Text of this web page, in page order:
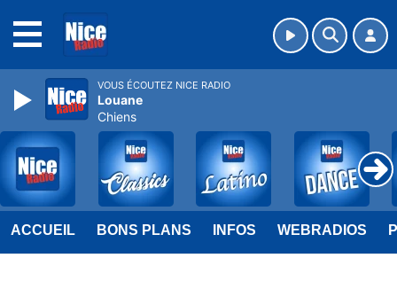
ACCUEIL BONS PLANS INFOS WEBRADIOS
VOUS ÉCOUTEZ NICE RADIO
Louane
Chiens